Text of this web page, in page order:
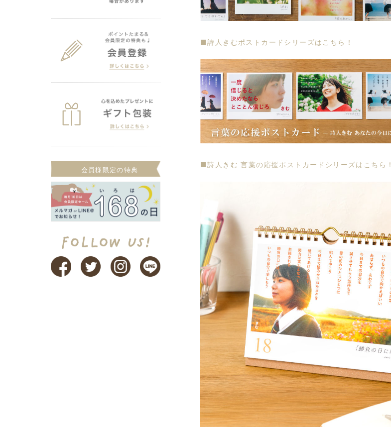
■詩人きむポストカードシリーズはこちら！
■詩人きむ 言葉の応援ポストカードシリーズはこちら！
会員様限定の特典